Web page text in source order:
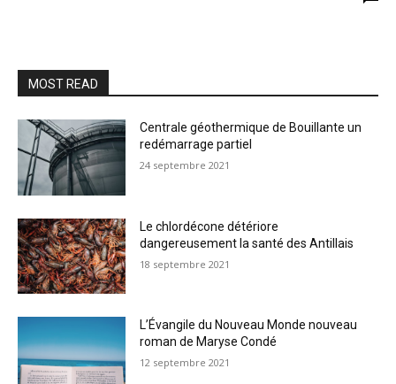
MOST READ
Centrale géothermique de Bouillante un
redémarrage partiel
24 septembre 2021
Le chlordécone détériore
dangereusement la santé des Antillais
18 septembre 2021
L’Évangile du Nouveau Monde nouveau
roman de Maryse Condé
12 septembre 2021